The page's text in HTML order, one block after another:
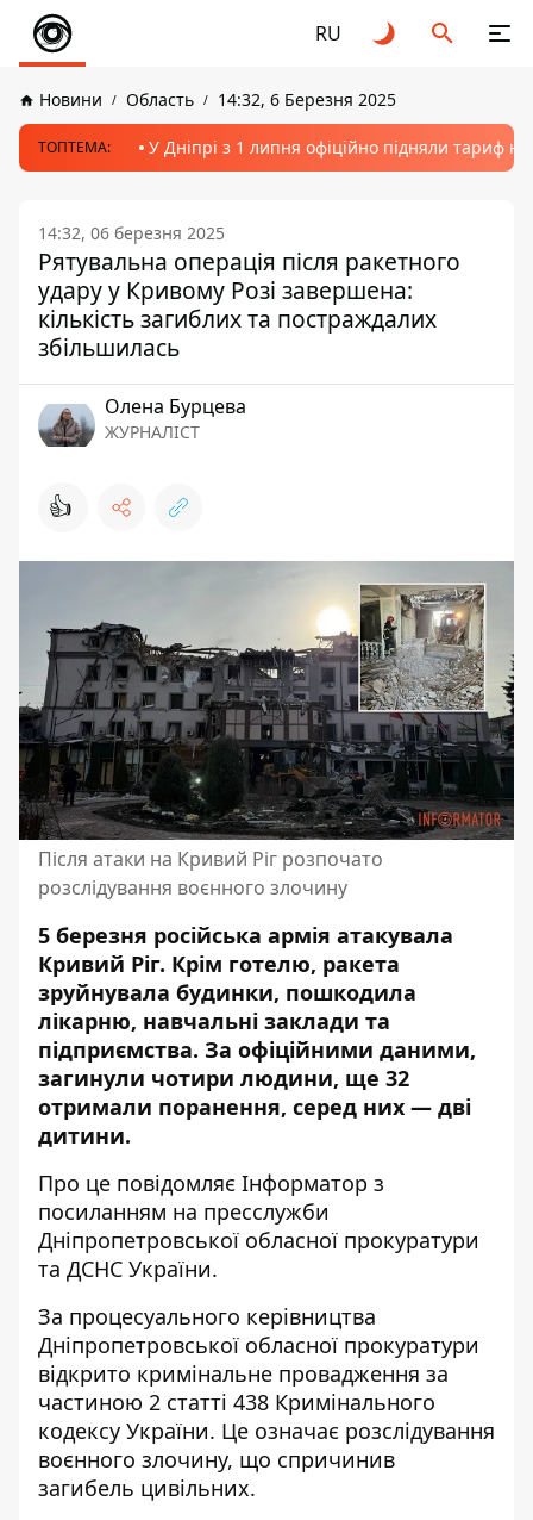
RU
Новини Область 14:32, 6 Березня 2025
ТОПТЕМА: У Дніпрі з 1 липня офіційно підняли тариф
14:32, 06 березня 2025
Рятувальна операція після ракетного
удару у Кривому Розі завершена:
кількість загиблих та постраждалих
збільшилась
Олена Бурцева
ЖУРНАЛІСТ
👍
Після атаки на Кривий Ріг розпочато
розслідування воєнного злочину
5 березня російська армія атакувала
Кривий Ріг. Крім готелю, ракета
зруйнувала будинки, пошкодила
лікарню, навчальні заклади та
підприємства. За офіційними даними,
загинули чотири людини, ще 32
отримали поранення, серед них — дві
дитини.
Про це повідомляє Інформатор з
посиланням на пресслужби
Дніпропетровської обласної прокуратури
та ДСНС України.
За процесуального керівництва
Дніпропетровської обласної прокуратури
відкрито кримінальне провадження за
частиною 2 статті 438 Кримінального
кодексу України. Це означає розслідування
воєнного злочину, що спричинив
загибель цивільних.